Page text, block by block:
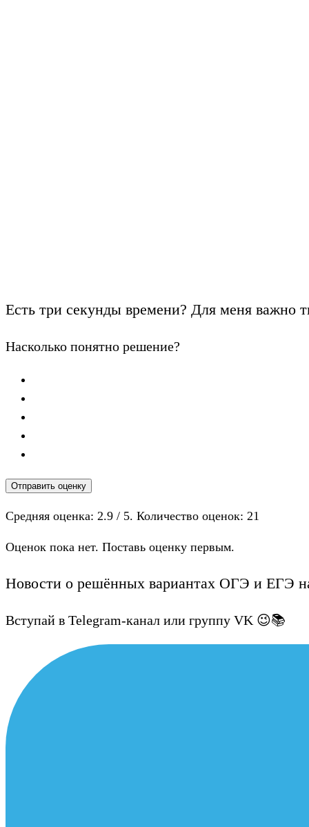
Есть три секунды времени? Для меня важно
Насколько понятно решение?
Отправить оценку
Средняя оценка: 2.9 / 5. Количество оценок: 21
Оценок пока нет. Поставь оценку первым.
Новости о решённых вариантах ОГЭ и ЕГЭ
Вступай в Telegram-канал или группу VK 😉📚